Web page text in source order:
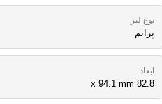
نوع لنز
پرایم
ابعاد
82.8 x 94.1 mm